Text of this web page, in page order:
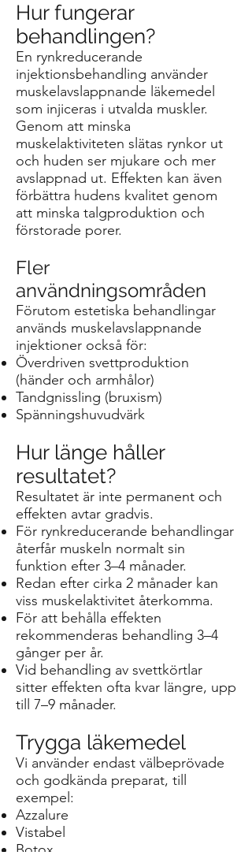
Hur fungerar
behandlingen?
En rynkreducerande
injektionsbehandling använder
muskelavslappnande läkemedel
som injiceras i utvalda muskler.
Genom att minska
muskelaktiviteten slätas rynkor ut
och huden ser mjukare och mer
avslappnad ut. Effekten kan även
förbättra hudens kvalitet genom
att minska talgproduktion och
förstorade porer.
Fler
användningsområden
Förutom estetiska behandlingar
används muskelavslappnande
injektioner också för:
Överdriven svettproduktion
(händer och armhålor)
Tandgnissling (bruxism)
Spänningshuvudvärk
Hur länge håller
resultatet?
Resultatet är inte permanent och
effekten avtar gradvis.
För rynkreducerande behandlingar
återfår muskeln normalt sin
funktion efter 3–4 månader.
Redan efter cirka 2 månader kan
viss muskelaktivitet återkomma.
För att behålla effekten
rekommenderas behandling 3–4
gånger per år.
Vid behandling av svettkörtlar
sitter effekten ofta kvar längre, upp
till 7–9 månader.
Trygga läkemedel
Vi använder endast välbeprövade
och godkända preparat, till
exempel:
Azzalure
Vistabel
Botox